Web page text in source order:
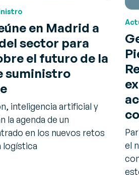
en Madrid a
sector para
el futuro de la
suministro
inteligencia artificial y
la agenda de un
en los nuevos retos
logística
el